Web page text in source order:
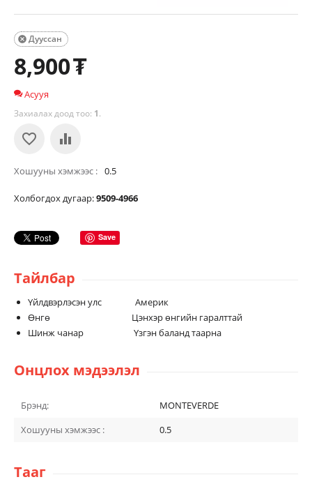
Дууссан

8,900₮
Асууя
Захиалах доод тоо: 1.
Хошууны хэмжээс 0.5
Холбогдох дугаар:9509-4966
Save
Тайлбар
Үйлдвэрлэсэн улс Америк
Өнгө Цэнхэр өнгийн гаралттай
Шинж чанар Үзгэн баланд таарна
Онцлох мэдээлэл
Брэнд:
MONTEVERDE
Хошууны хэмжээс :
0.5
Тааг